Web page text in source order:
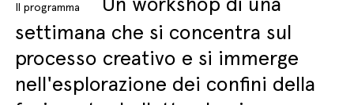
Il programma
settimana che si concentra sul
processo creativo e si immerge
nell'esplorazione dei confini della